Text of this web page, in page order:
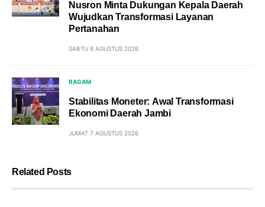
Nusron Minta Dukungan Kepala Daerah
Wujudkan Transformasi Layanan
Pertanahan
SABTU 8 AGUSTUS 2026
RAGAM
Stabilitas Moneter: Awal Transformasi
Ekonomi Daerah Jambi
JUMAT 7 AGUSTUS 2026
Related Posts